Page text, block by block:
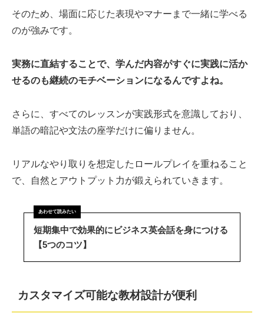
そのため、場面に応じた表現やマナーまで一緒に学べる
のが強みです。
実務に直結することで、学んだ内容がすぐに実践に活か
せるのも継続のモチベーションになるんですよね。
さらに、すべてのレッスンが実践形式を意識しており、
単語の暗記や文法の座学だけに偏りません。
リアルなやり取りを想定したロールプレイを重ねること
で、自然とアウトプット力が鍛えられていきます。
短期集中で効果的にビジネス英会話を身につける
【5つのコツ】
カスタマイズ可能な教材設計が便利